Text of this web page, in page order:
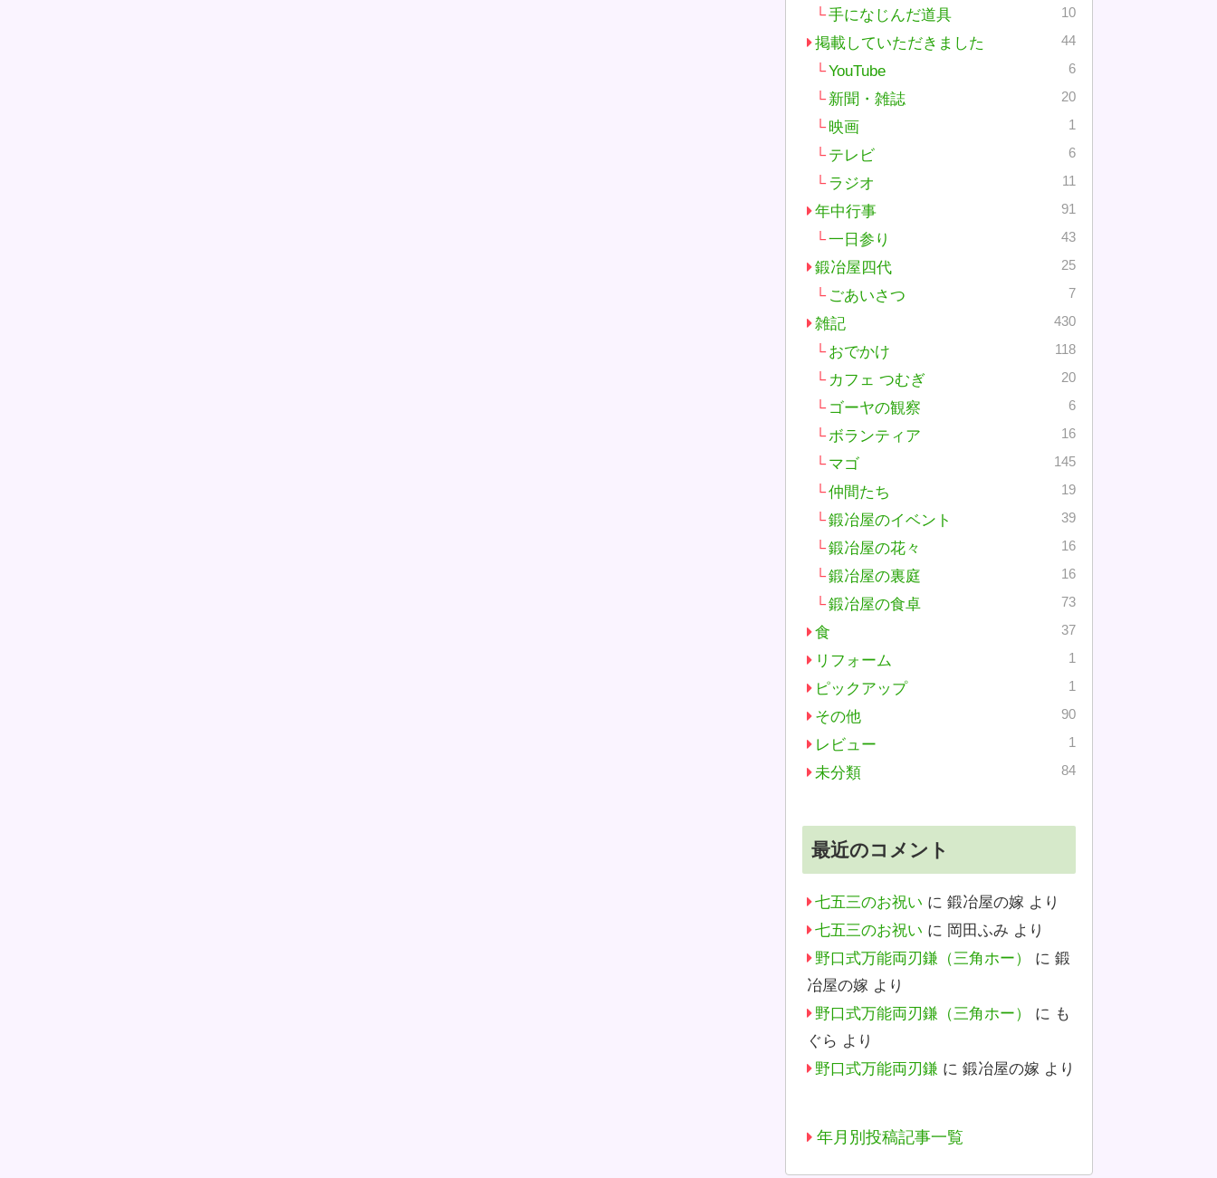
手になじんだ道具 10
掲載していただきました 44
YouTube 6
新聞・雑誌 20
映画 1
テレビ 6
ラジオ 11
年中行事 91
一日参り 43
鍛冶屋四代 25
ごあいさつ 7
雑記 430
おでかけ 118
カフェ つむぎ 20
ゴーヤの観察 6
ボランティア 16
マゴ 145
仲間たち 19
鍛冶屋のイベント 39
鍛冶屋の花々 16
鍛冶屋の裏庭 16
鍛冶屋の食卓 73
食 37
リフォーム 1
ピックアップ 1
その他 90
レビュー 1
未分類 84
最近のコメント
七五三のお祝い に 鍛冶屋の嫁 より
七五三のお祝い に 岡田ふみ より
野口式万能両刃鎌（三角ホー）
に 鍛
冶屋の嫁 より
野口式万能両刃鎌（三角ホー）
に も
ぐら より
野口式万能両刃鎌 に 鍛冶屋の嫁 より
年月別投稿記事一覧